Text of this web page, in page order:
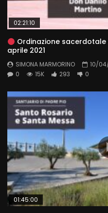
02:21:10
Ordinazione sacerdotale
aprile 2021
SIMONA MARMORINO
10/
0
15K 293 0
01:45:00